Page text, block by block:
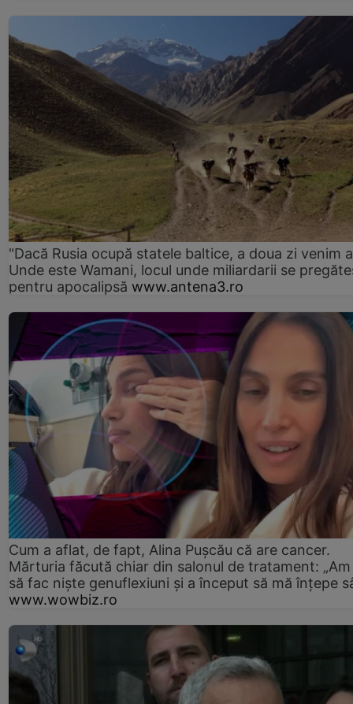
"Dacă Rusia ocupă statele baltice, a doua zi venim
Unde este Wamani, locul unde miliardarii se
pentru apocalipsă www.antena3.ro
Cum a aflat, de fapt, Alina Pușcău că are cancer.
Mărturia făcută chiar din salonul de tratament:
să fac niște genuflexiuni și a început să mă înțepe
www.wowbiz.ro